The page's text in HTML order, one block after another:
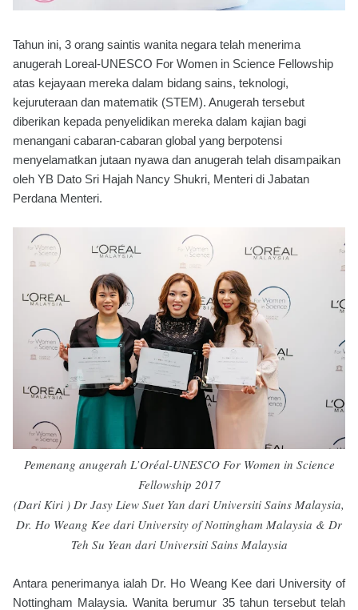
Tahun ini, 3 orang saintis wanita negara telah menerima
anugerah Loreal-UNESCO For Women in Science Fellowship
atas kejayaan mereka dalam bidang sains, teknologi,
kejuruteraan dan matematik (STEM). Anugerah tersebut
diberikan kepada penyelidikan mereka dalam kajian bagi
menangani cabaran-cabaran global yang berpotensi
menyelamatkan jutaan nyawa dan anugerah telah disampaikan
oleh YB Dato Sri Hajah Nancy Shukri, Menteri di Jabatan
Perdana Menteri.
Pemenang anugerah L’Oréal-UNESCO For Women in Science
Fellowship 2017
(Dari Kiri ) Dr Jasy Liew Suet Yan dari Universiti Sains Malaysia,
Dr. Ho Weang Kee dari University of Nottingham Malaysia & Dr
Teh Su Yean dari Universiti Sains Malaysia
Antara penerimanya ialah Dr. Ho Weang Kee dari University of
Nottingham Malaysia. Wanita berumur 35 tahun tersebut telah